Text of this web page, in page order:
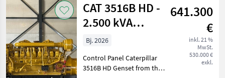
Weidetechnik
/ CAT
CAT 3516B HD -
2.500 kVA
Generator - DPX-
18107
641.300
€
inkl. 21 %
MwSt.
530.000 €
exkl.
Bj. 2026
Control Panel Caterpillar
3516B HD Genset from the